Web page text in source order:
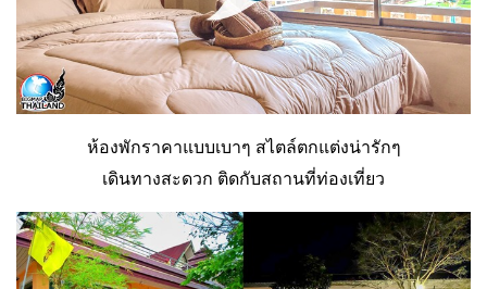
ห้องพักราคาแบบเบาๆ สไตล์ตกแต่งน่ารักๆ
เดินทางสะดวก ติดกับสถานที่ท่องเที่ยว